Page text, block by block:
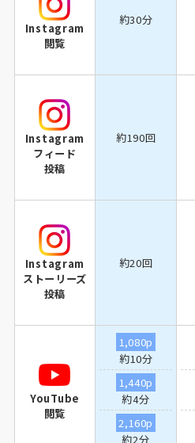
Instagram
閲覧
約30分
Instagram
フィード
投稿
約190回
Instagram
ストーリーズ
投稿
約20回
YouTube
閲覧
1,080p
約10分
1,440p
約4分
2,160p
約2分